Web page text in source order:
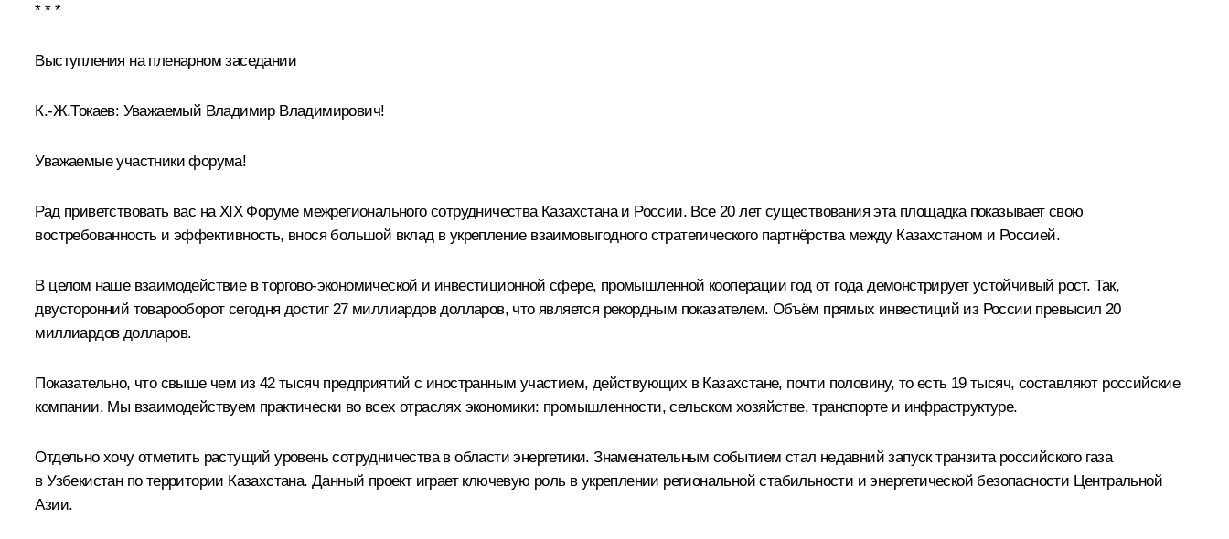
* * *
Выступления на пленарном заседании
К.-Ж.Токаев: Уважаемый Владимир Владимирович!
Уважаемые участники форума!
Рад приветствовать вас на XIX Форуме межрегионального сотрудничества Казахстана и России. Все 20 лет существования эта площадка показывает свою
востребованность и эффективность, внося большой вклад в укрепление взаимовыгодного стратегического партнёрства между Казахстаном и Россией.
В целом наше взаимодействие в торгово-экономической и инвестиционной сфере, промышленной кооперации год от года демонстрирует устойчивый рост. Так,
двусторонний товарооборот сегодня достиг 27 миллиардов долларов, что является рекордным показателем. Объём прямых инвестиций из России превысил 20
миллиардов долларов.
Показательно, что свыше чем из 42 тысяч предприятий с иностранным участием, действующих в Казахстане, почти половину, то есть 19 тысяч, составляют российские
компании. Мы взаимодействуем практически во всех отраслях экономики: промышленности, сельском хозяйстве, транспорте и инфраструктуре.
Отдельно хочу отметить растущий уровень сотрудничества в области энергетики. Знаменательным событием стал недавний запуск транзита российского газа
в Узбекистан по территории Казахстана. Данный проект играет ключевую роль в укреплении региональной стабильности и энергетической безопасности Центральной
Азии.